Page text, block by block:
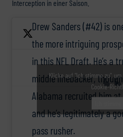
Interception in einer Saison.
Drew Sanders (#42) is
the more intriguing
in this NFL Draft. He’s a
middle linebacker, though
Alabama recruited him at
and he’s legitimately a
pass rusher.
Klicke auf "Ich stimme zu",
Cookie-